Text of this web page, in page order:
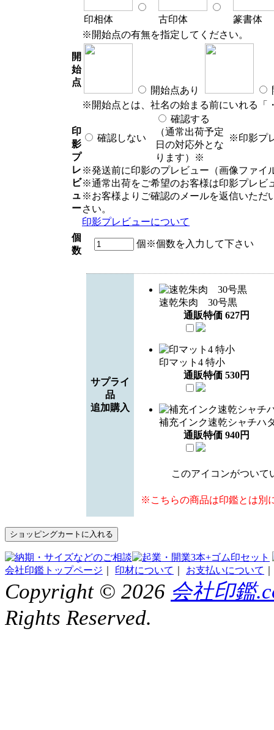
印相体 古印体 篆書体
開
始
点
※開始点の有無を指定してください。
開始点あり
※開始点とは、社名の始まる前にいれる「
印
影
プ
レ
ビ
ュ
ー
確認しない
確認する
（通常出荷予定
日の対応外とな
ります）※
※印影プ
※発送前に印影のプレビュー（画像ファイ
※通常出荷をご希望のお客様は印影プレビ
※お客様よりご確認のメールを返信いただ
さい。
印影プレビューについて
個
数
個※個数を入力して下さい
サプライ
品
追加購入
速乾朱肉 30号黒
通販特価 627円
印マット4 特小
通販特価 530円
補充インク速乾シャチハ
通販特価 940円
このアイコンがついて
※こちらの商品は印鑑とは別
会社印鑑トップページ 印材について お支払いについて
Copyright © 2026 会社印鑑
Rights Reserved.